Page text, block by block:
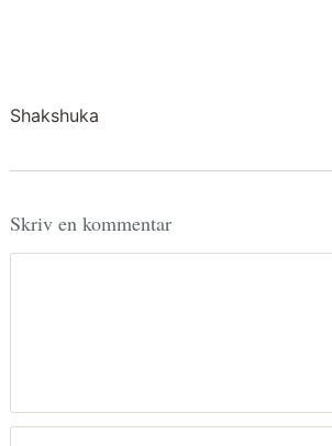
Shakshuka
Skriv en kommentar